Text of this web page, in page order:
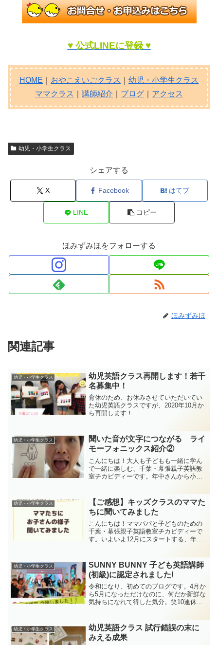
♥ 公式LINEに登録 ♥
HOME おやこえいごクラス
幼児・小学生クラス
ママクラス
講師紹介 ブログ アクセス
幼児・小学生クラス
シェアする
X Facebook はてブ
LINE コピー
ほみずみほをフォローする
ほみずみほ
関連記事
幼児・小学生クラス
幼児英語クラス再開します！若干
名募集中！
育休のため、お休みさせていただいてい
た幼児英語クラスですが、2020年10月か
ら再開します！
幼児・小学生クラス
聞いた音が文字につながる ライ
モーフォニックス紹介②
こんにちは！大人も子どもも一緒に学ん
で一緒に楽しむ、千葉・幕張親子英語教
室チカビディーです。年中さんから小学
つなげるライモーフォニックス。※ライ
モーフォニックスについて...
幼児・小学生クラス
【ご感想】キッズクラスのママた
ちに聞いてみました
こんにちは！ママパパと子どものための
千葉・幕張親子英語教室チカビディーで
す。いよいよ12月にスタートする、年少
しています。まだ2名ほど空きがあります
ので、ご興味のある...
幼児・小学生クラス
SUNNY BUNNY 子ども英語講師
(初級)に認定されました!
令和になり、初めてのブログです。4月か
ら5月になっただけなのに、何だか新鮮な
気持ちになれて得した気分。笑10連休の
と、大移動。やっと、日常が戻ってきま
した^^;Ins...
幼児・小学生クラス
幼児英語クラス 試行錯誤の末に
みえる成果